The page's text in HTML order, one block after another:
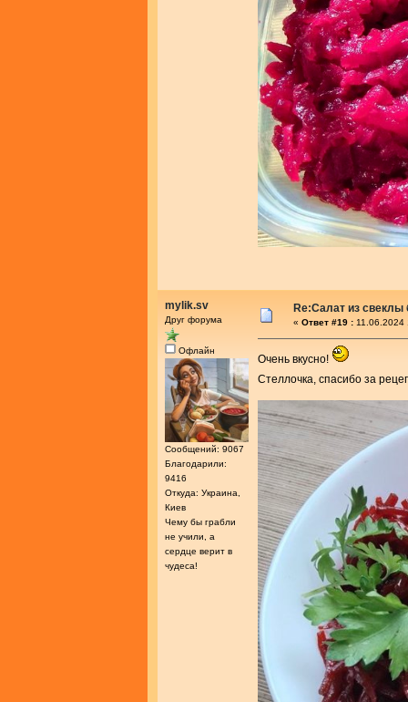
mylik.sv
Друг форума
Офлайн
Сообщений: 9067
Благодарили:
9416
Откуда: Украина,
Киев
Чему бы грабли
не учили, а
сердце верит в
чудеса!
Re:Салат из свеклы
« Ответ #19 : 11.06.2024
Очень вкусно!
Стеллочка, спасибо за